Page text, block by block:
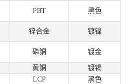
PBT 黑色
锌合金 镀镍
磷铜 镀金
黄铜
镀锡
LCP 黑色